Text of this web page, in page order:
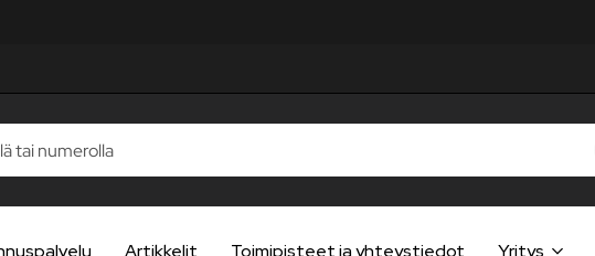
Artikkelit Toimipisteet ja yhteystiedot Yritys